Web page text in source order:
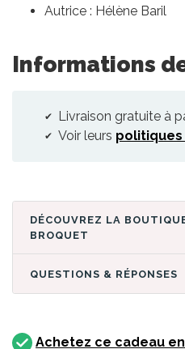
Autrice : Hélène Baril
Informations
Livraison gratuite à
Voir leurs politiques
DÉCOUVREZ LA BOUTIQUE
BROQUET
QUESTIONS & RÉPONSES
Achetez ce cadeau